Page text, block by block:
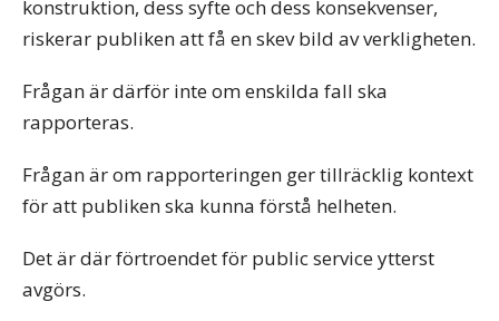
konstruktion, dess syfte och dess konsekvenser,
riskerar publiken att få en skev bild av verkligheten.
Frågan är därför inte om enskilda fall ska
rapporteras.
Frågan är om rapporteringen ger tillräcklig kontext
för att publiken ska kunna förstå helheten.
Det är där förtroendet för public service ytterst
avgörs.